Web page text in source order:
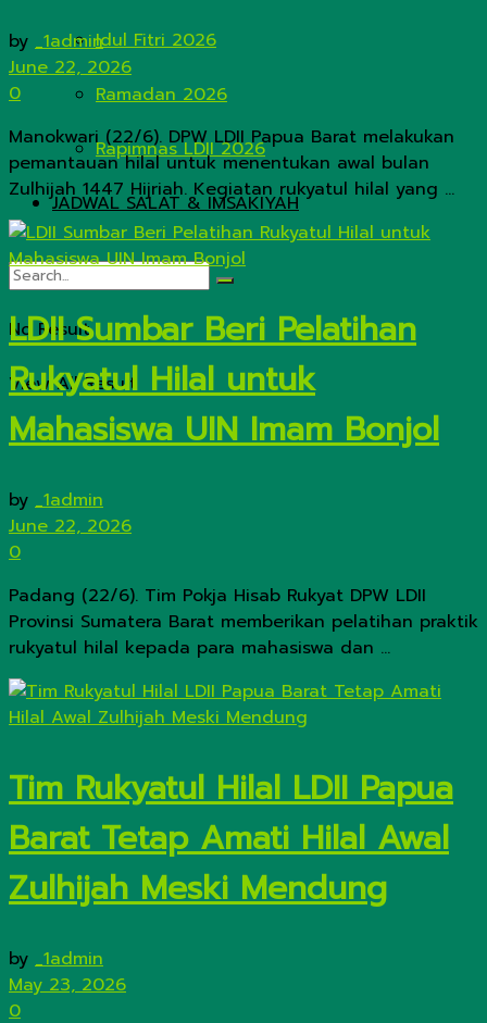
Idul Fitri 2026
Ramadan 2026
Rapimnas LDII 2026
JADWAL SALAT & IMSAKIYAH
No Result
View All Result
by _1admin
June 22, 2026
0
Manokwari (22/6). DPW LDII Papua Barat melakukan
pemantauan hilal untuk menentukan awal bulan
Zulhijah 1447 Hijriah. Kegiatan rukyatul hilal yang ...
LDII Sumbar Beri Pelatihan
Rukyatul Hilal untuk
Mahasiswa UIN Imam Bonjol
by _1admin
June 22, 2026
0
Padang (22/6). Tim Pokja Hisab Rukyat DPW LDII
Provinsi Sumatera Barat memberikan pelatihan praktik
rukyatul hilal kepada para mahasiswa dan ...
Tim Rukyatul Hilal LDII Papua
Barat Tetap Amati Hilal Awal
Zulhijah Meski Mendung
by _1admin
May 23, 2026
0